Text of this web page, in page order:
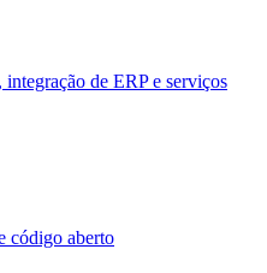
de ERP e serviços
código aberto